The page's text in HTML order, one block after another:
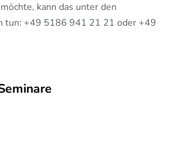
kann das unter den
tun: +49 5186 941 21 21 oder +49